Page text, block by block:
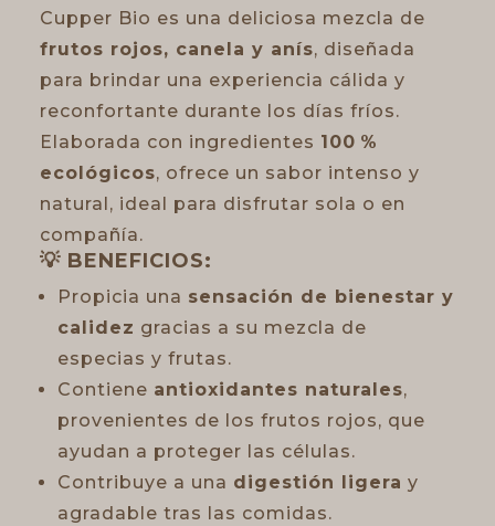
Cupper Bio es una deliciosa mezcla de
frutos rojos, canela y anís, diseñada
para brindar una experiencia cálida y
reconfortante durante los días fríos.
Elaborada con ingredientes 100 %
ecológicos, ofrece un sabor intenso y
natural, ideal para disfrutar sola o en
compañía.
💡 BENEFICIOS:
Propicia una sensación de bienestar y
calidez gracias a su mezcla de
especias y frutas.
Contiene antioxidantes naturales,
provenientes de los frutos rojos, que
ayudan a proteger las células.
Contribuye a una digestión ligera y
agradable tras las comidas.